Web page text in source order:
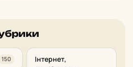
150
Інтернет,